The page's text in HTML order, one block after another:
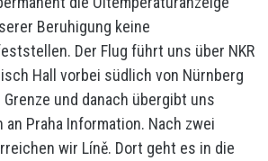
Beruhigung keine
Der Flug führt uns über NKR
Hall vorbei südlich von Nürnberg
und danach übergibt uns
an Praha Information. Nach zwei
wir Líně. Dort geht es in die